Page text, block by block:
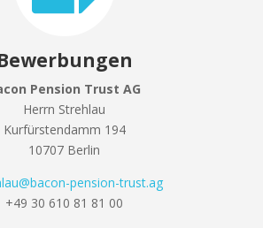
Pension Trust AG
Herrn Strehlau
Kurfürstendamm 194
10707 Berlin
pension-trust.ag
+49 30 610 81 81 00